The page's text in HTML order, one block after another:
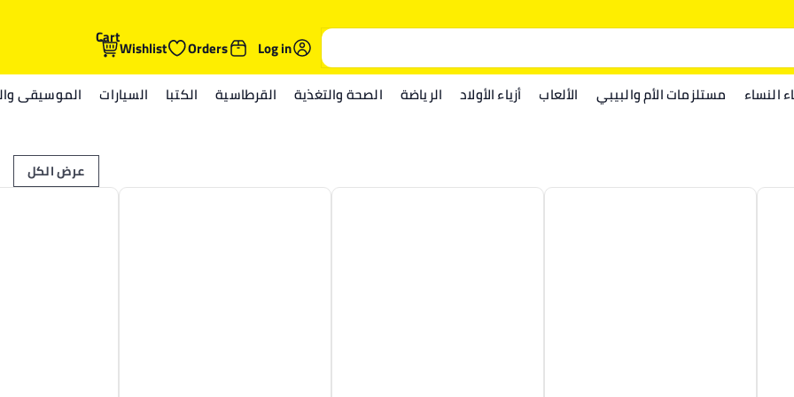
Log in
Orders
Wishlist
Cart
النساء مستلزمات الأم والبيبي الألعاب أزياء الأولاد الرياضة الصحة والتغذية القرطاسية الكتبا السيارات الموسيقى
عرض الكل